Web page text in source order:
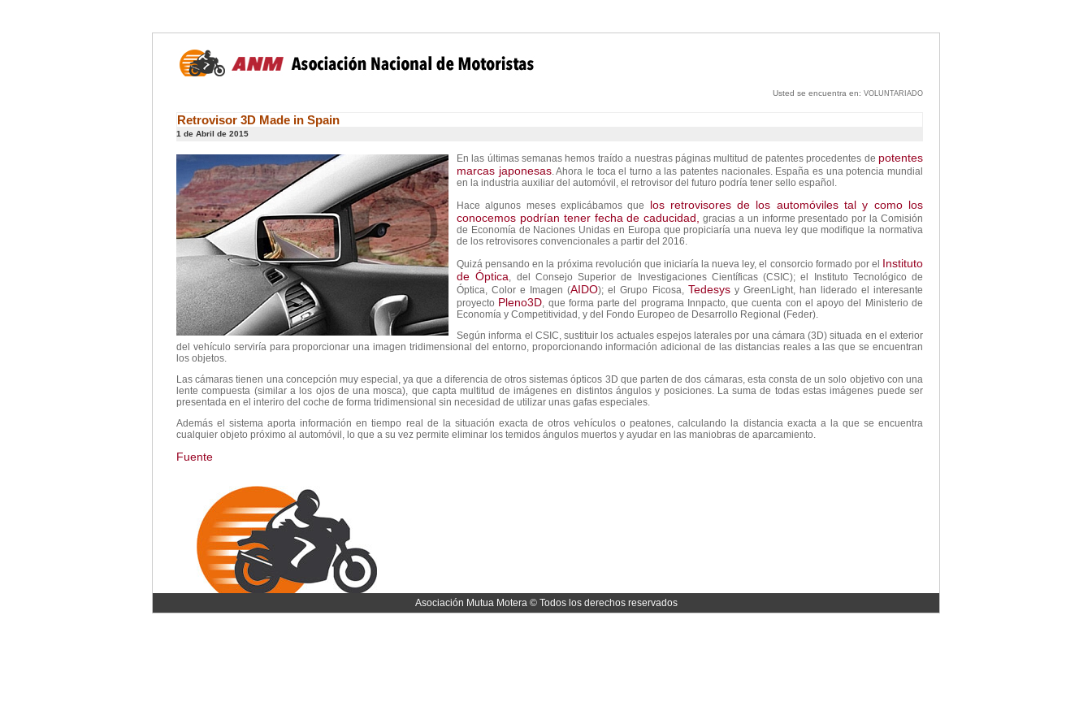
Usted se encuentra en: VOLUNTARIADO
Retrovisor 3D Made in Spain
1 de Abril de 2015
En las últimas semanas hemos traído a nuestras páginas multitud de patentes procedentes de potentes
marcas japonesas. Ahora le toca el turno a las patentes nacionales. España es una potencia mundial
en la industria auxiliar del automóvil, el retrovisor del futuro podría tener sello español.
Hace algunos meses explicábamos que
los retrovisores de los automóviles tal y como los
conocemos podrían tener fecha de caducidad,
gracias a un informe presentado por la Comisión
de Economía de Naciones Unidas en Europa que propiciaría una nueva ley que modifique la normativa
de los retrovisores convencionales a partir del 2016.
Quizá pensando en la próxima revolución que iniciaría la nueva ley, el consorcio formado por el Instituto
de Óptica, del Consejo Superior de Investigaciones Científicas (CSIC); el Instituto Tecnológico de
Óptica, Color e Imagen (AIDO); el Grupo Ficosa, Tedesysy GreenLight, han liderado el interesante
proyecto Pleno3D, que forma parte del programa Innpacto, que cuenta con el apoyo del Ministerio de
Economía y Competitividad, y del Fondo Europeo de Desarrollo Regional (Feder).
Según informa el CSIC, sustituir los actuales espejos laterales por una cámara (3D) situada en el exterior
del vehículo serviría para proporcionar una imagen tridimensional del entorno, proporcionando información adicional de las distancias reales a las que se encuentran
los objetos.
Las cámaras tienen una concepción muy especial, ya que a diferencia de otros sistemas ópticos 3D que parten de dos cámaras, esta consta de un solo objetivo con una
lente compuesta (similar a los ojos de una mosca), que capta multitud de imágenes en distintos ángulos y posiciones. La suma de todas estas imágenes puede ser
presentada en el interiro del coche de forma tridimensional sin necesidad de utilizar unas gafas especiales.
Además el sistema aporta información en tiempo real de la situación exacta de otros vehículos o peatones, calculando la distancia exacta a la que se encuentra
cualquier objeto próximo al automóvil, lo que a su vez permite eliminar los temidos ángulos muertos y ayudar en las maniobras de aparcamiento.
Fuente
Asociación Mutua Motera © Todos los derechos reservados